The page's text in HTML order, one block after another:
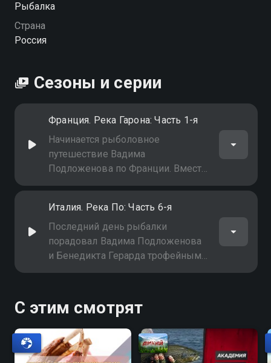
Рыбалка
Страна
Россия
Сезоны и серии
Франция. Река Гарона: Часть 1-я
Начинается рыболовное
путешествие Вадима
Подложенова по Франции. Вместе
со своими друзьями он
трофейными сомами
Италия. Река По: Часть 6-я
Последний день рыбалки
порадовал Вадима Подложенова
и Бенедикта Герарда трофейным
полутораметровым сомом
С этим смотрят